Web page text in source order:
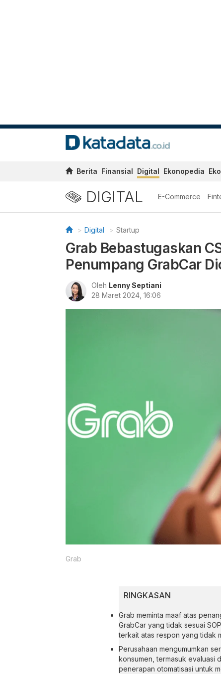
Berita Finansial Digital Ekonopedia
DIGITAL E-Commerce
Digital Startup
Grab Bebastugaskan
Penumpang GrabCar
Oleh Lenny Septiani
28 Maret 2024, 16:06
Grab
RINGKASAN
Grab meminta maaf atas
GrabCar yang tidak sesuai
terkait atas respon yang tidak
Perusahaan mengumumkan
konsumen, termasuk evaluasi
penerapan otomatisasi untuk